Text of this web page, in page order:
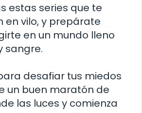
estas series que te
en vilo, y prepárate
en un mundo lleno
sangre.
desafiar tus miedos
un buen maratón de
las luces y comienza